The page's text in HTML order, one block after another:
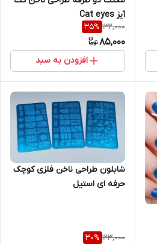
آیز Cat eyes
132,000
35%
85,000
افزودن به سبد
شابلون طراحی ناخن فلزی کوچک
حرفه ای استیل
123,000
30%